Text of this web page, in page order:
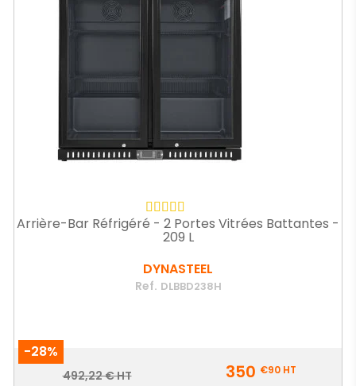
Arrière-Bar Réfrigéré - 2 Portes Vitrées Battantes -
209 L
DYNASTEEL
Ref. DLBBD238H
-28%
Prix
Prix
492,22 € HT 350 €90HT